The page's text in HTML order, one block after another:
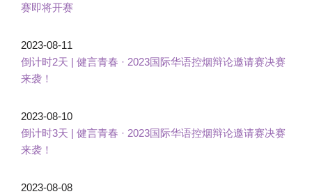
赛即将开赛
2023-08-11
倒计时2天 | 健言青春 · 2023国际华语控烟辩论邀请赛决赛
来袭！
2023-08-10
倒计时3天 | 健言青春 · 2023国际华语控烟辩论邀请赛决赛
来袭！
2023-08-08